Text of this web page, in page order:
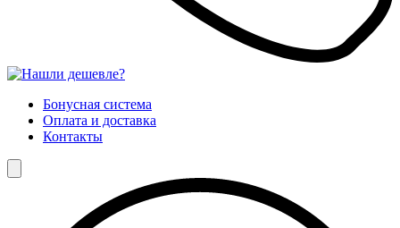
Бонусная система
Оплата и доставка
Контакты